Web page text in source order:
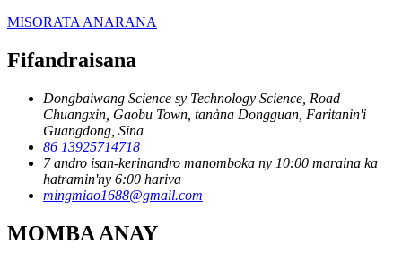
MISORATA ANARANA
Fifandraisana
Dongbaiwang Science sy Technology Science, Road
Chuangxin, Gaobu Town, tanàna Dongguan, Faritanin'i
Guangdong, Sina
86 13925714718
7 andro isan-kerinandro manomboka ny 10:00 maraina ka
hatramin'ny 6:00 hariva
mingmiao1688@gmail.com
MOMBA ANAY